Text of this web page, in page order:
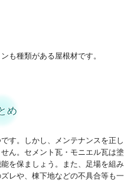
も種類がある屋根材です。
め
す。しかし、メンテナンスを正し
ん。セメント瓦・モニエル瓦は塗
を保ましょう 。また、足場を組み
レや、棟下地などの不具合等も一